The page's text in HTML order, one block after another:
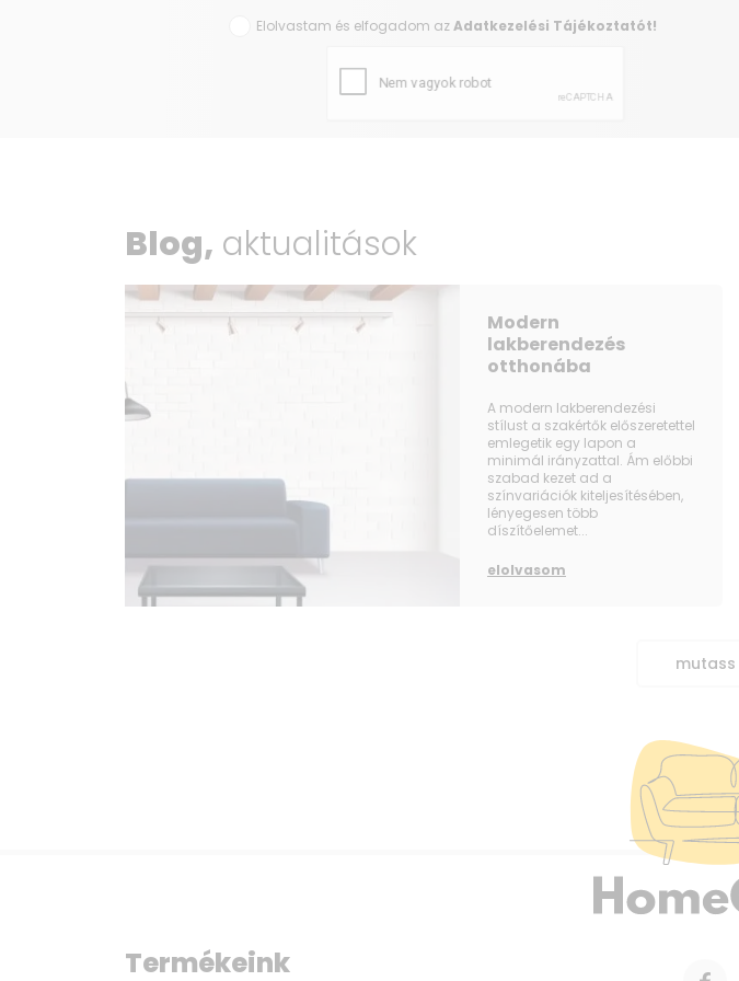
Elolvastam és elfogadom azAdatkezelési Tájékoztatót!
Blog, aktualitások
Modern
lakberendezés
otthonába
A modern lakberendezési
stílust a szakértők előszeretettel
emlegetik egy lapon a
minimál irányzattal. Ám előbbi
szabad kezet ad a
színvariációk kiteljesítésében,
lényegesen több
díszítőelemet...
elolvasom
Termékeink